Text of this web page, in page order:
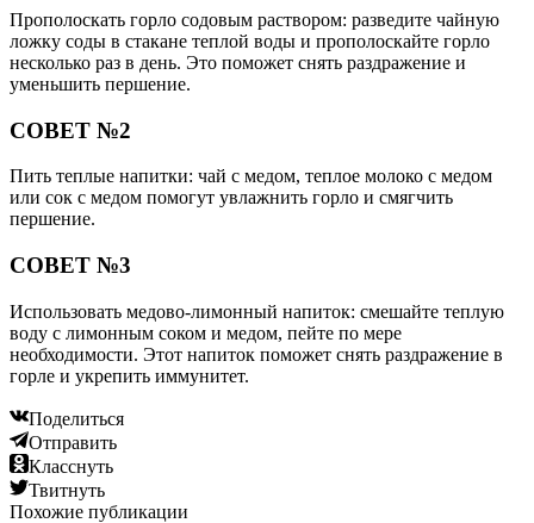
Прополоскать горло содовым раствором: разведите чайную
ложку соды в стакане теплой воды и прополоскайте горло
несколько раз в день. Это поможет снять раздражение и
уменьшить першение.
СОВЕТ №2
Пить теплые напитки: чай с медом, теплое молоко с медом
или сок с медом помогут увлажнить горло и смягчить
першение.
СОВЕТ №3
Использовать медово-лимонный напиток: смешайте теплую
воду с лимонным соком и медом, пейте по мере
необходимости. Этот напиток поможет снять раздражение в
горле и укрепить иммунитет.
Поделиться
Отправить
Класснуть
Твитнуть
Похожие публикации